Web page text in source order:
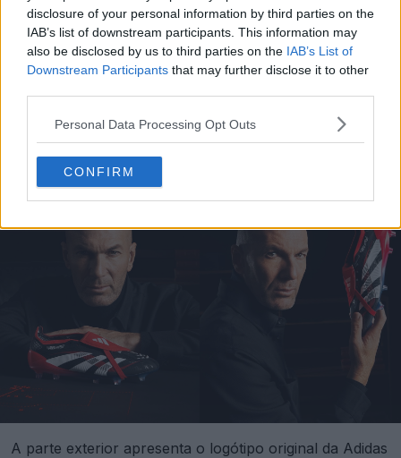
disclosure of your personal information by third parties on the
IAB’s list of downstream participants. This information may
also be disclosed by us to third parties on the IAB’s List of
Downstream Participants that may further disclose it to other
Personal Data Processing Opt Outs
CONFIRM
100% legal, 0% justo
A parte exterior apresenta o logótipo original da Adidas